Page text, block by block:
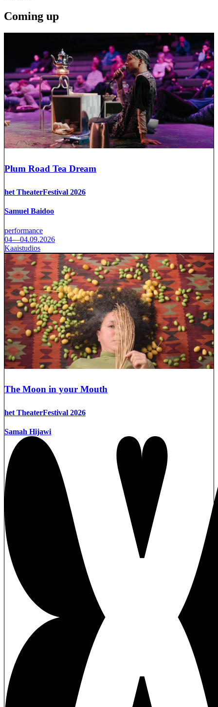
Coming up
Plum Road Tea Dream
het TheaterFestival 2026
Samuel Baidoo
performance
04—04.09.2026
Kaaistudios
The Moon in your Mouth
het TheaterFestival 2026
Samah Hijawi